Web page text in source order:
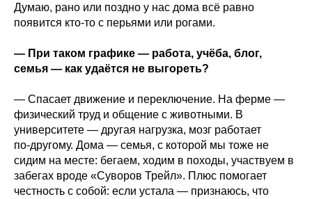
Думаю, рано или поздно у нас дома всё равно
появится кто-то с перьями или рогами.
— При таком графике — работа, учёба, блог,
семья — как удаётся не выгореть?
— Спасает движение и переключение. На ферме —
физический труд и общение с животными. В
университете — другая нагрузка, мозг работает
по‑другому. Дома — семья, с которой мы тоже не
сидим на месте: бегаем, ходим в походы, участвуем в
забегах вроде «Суворов Трейл». Плюс помогает
честность с собой: если устала — признаюсь, что